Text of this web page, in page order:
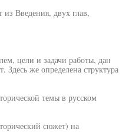
из Введения, двух глав,
цели и задачи работы, дан
Здесь же определена структура
темы в русском
сюжет) на